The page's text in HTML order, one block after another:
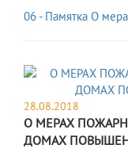
06 - Памятка О
28.08.2018
О МЕРАХ
ДОМАХ